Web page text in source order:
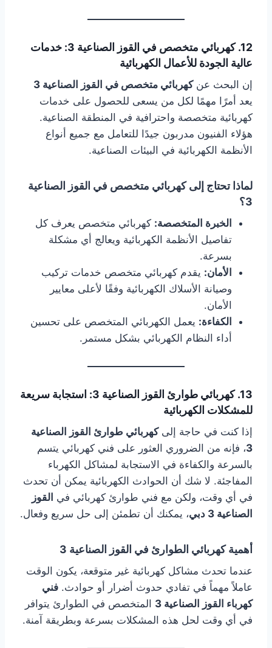
12. كهربائي متخصص في القوز الصناعية 3: خدمات
عالية الجودة للأعمال الكهربائية
إن البحث عنكهربائي متخصص في القوز الصناعية 3
يعد أمرًا مهمًا لكل من يسعى للحصول على خدمات
كهربائية متخصصة واحترافية في المنطقة الصناعية.
هؤلاء الفنيون مدربون جيدًا للتعامل مع جميع أنواع
الأنظمة الكهربائية في البيئات الصناعية.
لماذا تحتاج إلى كهربائي متخصص في القوز الصناعية
3؟
الخبرة المتخصصة: كهربائي متخصص يعرف كل
تفاصيل الأنظمة الكهربائية ويعالج أي مشكلة
بسرعة.
الأمان: يقدم كهربائي متخصص خدمات تركيب
وصيانة الأسلاك الكهربائية وفقًا لأعلى معايير
الأمان.
الكفاءة: يعمل الكهربائي المتخصص على تحسين
أداء النظام الكهربائي بشكل مستمر.
13. كهربائي طوارئ القوز الصناعية 3: استجابة سريعة
للمشكلات الكهربائية
إذا كنت في حاجة إلىكهربائي طوارئ القوز الصناعية
3، فإنه من الضروري العثور على فني كهربائي يتسم
بالسرعة والكفاءة في الاستجابة لمشاكل الكهرباء
المفاجئة. لا شك أن الحوادث الكهربائية يمكن أن تحدث
في أي وقت، ولكن مع فني طوارئ كهربائي في القوز
الصناعية 3 دبي
، يمكنك أن تطمئن إلى حل سريع وفعال.
أهمية كهربائي الطوارئ في القوز الصناعية 3
عندما تحدث مشاكل كهربائية غير متوقعة، يكون الوقت
عاملاً مهماً في تفادي حدوث أضرار أو حوادث. فني
كهرباء القوز الصناعية 3
المتخصص في الطوارئ يتوافر
في أي وقت لحل هذه المشكلات بسرعة وبطريقة آمنة.